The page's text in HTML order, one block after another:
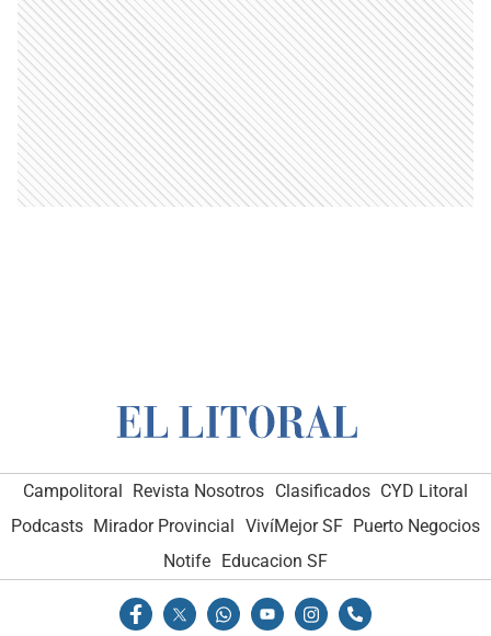
Campolitoral Revista Nosotros Clasificados CYD Litoral
Podcasts Mirador Provincial VivíMejor SF Puerto Negocios
Notife Educacion SF